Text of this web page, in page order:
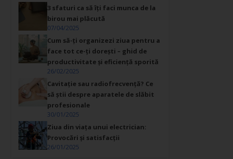
3 sfaturi ca să îți faci munca de la
birou mai plăcută
07/04/2025
Cum să-ți organizezi ziua pentru a
face tot ce-ți dorești – ghid de
productivitate și eficiență sporită
26/02/2025
Cavitație sau radiofrecvență? Ce
să știi despre aparatele de slăbit
profesionale
30/01/2025
Ziua din viața unui electrician:
Provocări și satisfacții
26/01/2025